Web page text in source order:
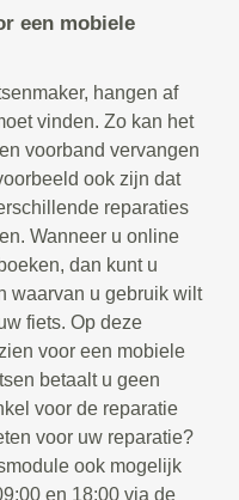
een mobiele
hangen af
vinden. Zo kan het
voorband vervangen
ook zijn dat
reparaties
Wanneer u online
dan kunt u
waarvan u gebruik wilt
fiets. Op deze
voor een mobiele
betaalt u geen
voor de reparatie
voor uw reparatie?
ook mogelijk
en 18:00 via de